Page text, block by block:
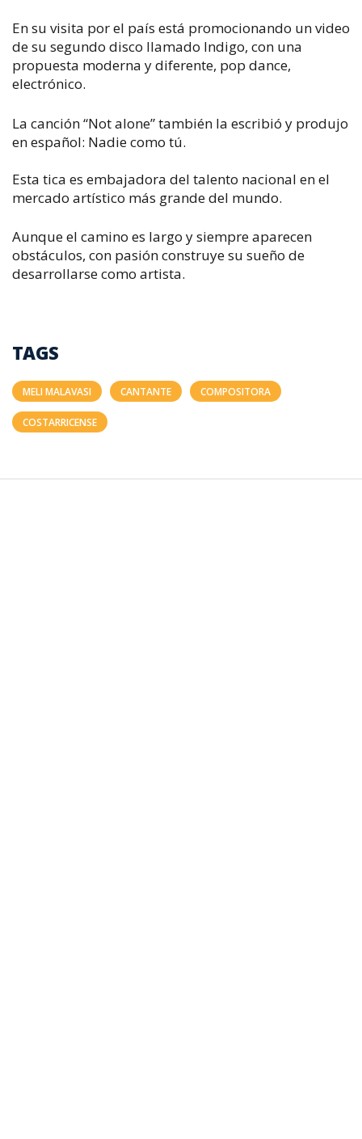
En su visita por el país está promocionando un video
de su segundo disco llamado Indigo, con una
propuesta moderna y diferente, pop dance,
electrónico.
La canción “Not alone” también la escribió y produjo
en español: Nadie como tú.
Esta tica es embajadora del talento nacional en el
mercado artístico más grande del mundo.
Aunque el camino es largo y siempre aparecen
obstáculos, con pasión construye su sueño de
desarrollarse como artista.
TAGS
MELI MALAVASI CANTANTE COMPOSITORA
COSTARRICENSE